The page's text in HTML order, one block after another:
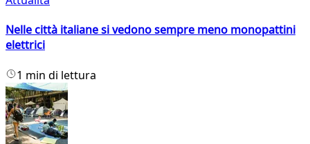
Nelle città italiane si vedono sempre meno monopattini
elettrici
1 min di lettura